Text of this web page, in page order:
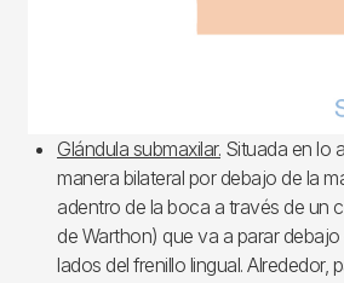
Glándula submaxilar. Situada en lo
manera bilateral por debajo de la
adentro de la boca a través de un
de Warthon) que va a parar
lados del frenillo lingual. Alrededor,